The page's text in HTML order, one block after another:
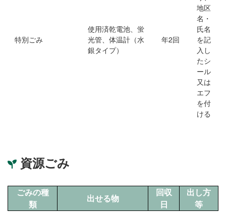
特別ごみ
使用済乾電池、蛍
光管、体温計（水
銀タイプ）
年2回
地区
名・
氏名
を記
入し
たシ
ール
又は
エフ
を付
ける
資源ごみ
ごみの種
類
出せる物
回収
日
出し方
等